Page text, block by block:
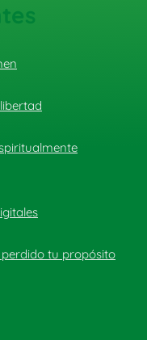
tu propósito